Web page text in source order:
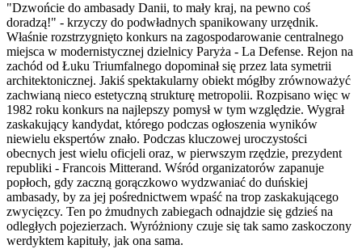
"Dzwońcie do ambasady Danii, to mały kraj, na pewno coś
doradzą!" - krzyczy do podwładnych spanikowany urzędnik.
Właśnie rozstrzygnięto konkurs na zagospodarowanie centralnego
miejsca w modernistycznej dzielnicy Paryża - La Defense. Rejon na
zachód od Łuku Triumfalnego dopominał się przez lata symetrii
architektonicznej. Jakiś spektakularny obiekt mógłby zrównoważyć
zachwianą nieco estetyczną strukturę metropolii. Rozpisano więc w
1982 roku konkurs na najlepszy pomysł w tym względzie. Wygrał
zaskakujący kandydat, którego podczas ogłoszenia wyników
niewielu ekspertów znało. Podczas kluczowej uroczystości
obecnych jest wielu oficjeli oraz, w pierwszym rzędzie, prezydent
republiki - Francois Mitterand. Wśród organizatorów zapanuje
popłoch, gdy zaczną gorączkowo wydzwaniać do duńskiej
ambasady, by za jej pośrednictwem wpaść na trop zaskakującego
zwycięzcy. Ten po żmudnych zabiegach odnajdzie się gdzieś na
odległych pojezierzach. Wyróżniony czuje się tak samo zaskoczony
werdyktem kapituły, jak ona sama.